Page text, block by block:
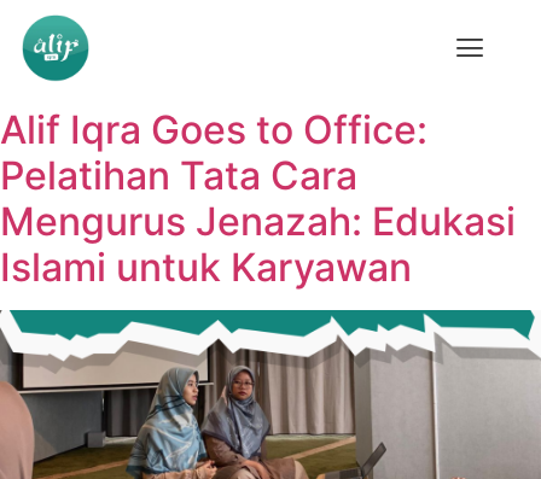
Alif Iqra Goes to Office:
Pelatihan Tata Cara
Mengurus Jenazah: Edukasi
Islami untuk Karyawan